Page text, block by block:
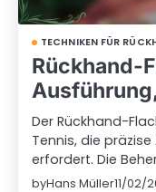
TECHNIKEN FÜR
Rückhand-
Der Rückhand-
Tennis, die
erfordert. Die
byHans Müller11/02/